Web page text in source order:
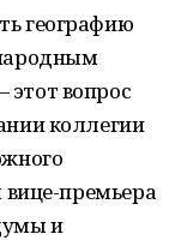
географию
вопрос
коллегии
вице-премьера
и